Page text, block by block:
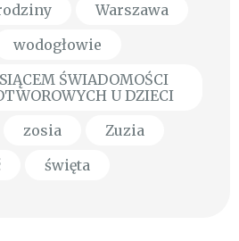
Warszawa
wodogłowie
ŚWIADOMOŚCI
U DZIECI
zosia
Zuzia
święta